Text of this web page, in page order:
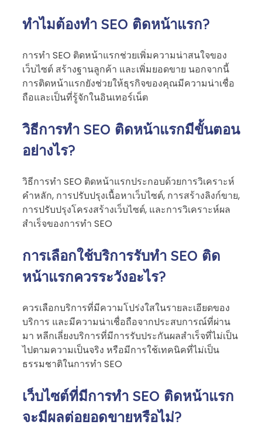
ทำไมต้องทำ SEO ติดหน้าแรก?
การทำ SEO ติดหน้าแรกช่วยเพิ่มความน่าสนใจของ
เว็บไซต์ สร้างฐานลูกค้า และเพิ่มยอดขาย นอกจากนี้
การติดหน้าแรกยังช่วยให้ธุรกิจของคุณมีความน่าเชื่อ
ถือและเป็นที่รู้จักในอินเทอร์เน็ต
วิธีการทำ SEO ติดหน้าแรกมีขั้นตอน
อย่างไร?
วิธีการทำ SEO ติดหน้าแรกประกอบด้วยการวิเคราะห์
คำหลัก, การปรับปรุงเนื้อหาเว็บไซต์, การสร้างลิงก์ขาย,
การปรับปรุงโครงสร้างเว็บไซต์, และการวิเคราะห์ผล
สำเร็จของการทำ SEO
การเลือกใช้บริการรับทำ SEO ติด
หน้าแรกควรระวังอะไร?
ควรเลือกบริการที่มีความโปร่งใสในรายละเอียดของ
บริการ และมีความน่าเชื่อถือจากประสบการณ์ที่ผ่าน
มา หลีกเลี่ยงบริการที่มีการรับประกันผลสำเร็จที่ไม่เป็น
ไปตามความเป็นจริง หรือมีการใช้เทคนิคที่ไม่เป็น
ธรรมชาติในการทำ SEO
เว็บไซต์ที่มีการทำ SEO ติดหน้าแรก
จะมีผลต่อยอดขายหรือไม่?